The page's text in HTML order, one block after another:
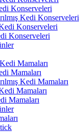
Konserveleri
Kedi Konserveleri
Konserveleri
Konserveleri
Mamaları
Mamaları
Kedi Mamaları
Mamaları
Mamaları